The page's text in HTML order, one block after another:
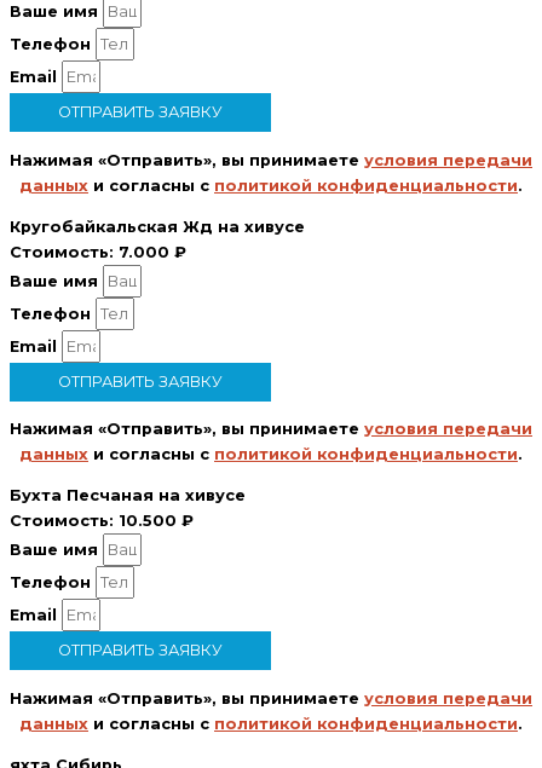
Ваше имя
Телефон
Email
ОТПРАВИТЬ ЗАЯВКУ
Нажимая «Отправить», вы принимаете условия передачи
данных и согласны с политикой конфиденциальности.
Кругобайкальская Жд на хивусе
Стоимость: 7.000 ₽
Ваше имя
Телефон
Email
ОТПРАВИТЬ ЗАЯВКУ
Нажимая «Отправить», вы принимаете условия передачи
данных и согласны с политикой конфиденциальности.
Бухта Песчаная на хивусе
Стоимость: 10.500 ₽
Ваше имя
Телефон
Email
ОТПРАВИТЬ ЗАЯВКУ
Нажимая «Отправить», вы принимаете условия передачи
данных и согласны с политикой конфиденциальности.